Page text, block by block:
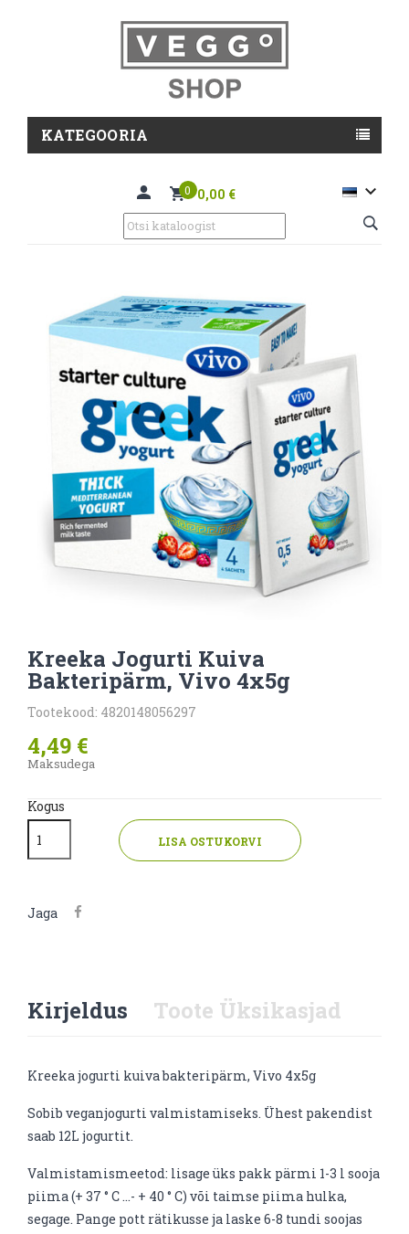
KATEGOORIA

0 0,00 €
Kreeka Jogurti Kuiva
Bakteripärm, Vivo 4x5g
Tootekood: 4820148056297
4,49 €
Maksudega
Kogus
LISA OSTUKORVI
Jaga
Kirjeldus Toote Üksikasjad
Kreeka jogurti kuiva bakteripärm, Vivo 4x5g
Sobib veganjogurti valmistamiseks. Ühest pakendist
saab 12L jogurtit.
Valmistamismeetod: lisage üks pakk pärmi 1-3 l sooja
piima (+ 37 ° C ...- + 40 ° C) või taimse piima hulka,
segage. Pange pott rätikusse ja laske 6-8 tundi soojas